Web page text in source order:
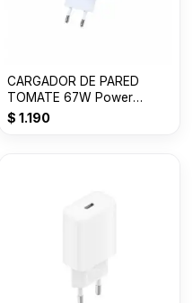
CARGADOR DE PARED
TOMATE 67W Power
adapter Suit USB T-CH016
$ 1.190